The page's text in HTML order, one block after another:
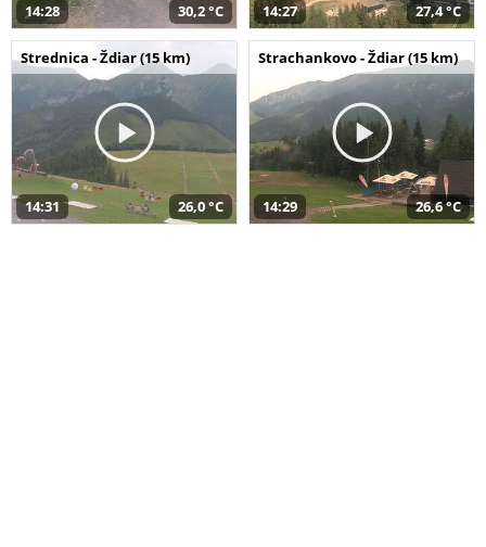
14:28 30,2 °C 14:27 27,4 °C
Strednica - Ždiar (15 km)
14:31 26,0 °C
Strachankovo - Ždiar (15 km)
14:29 26,6 °C